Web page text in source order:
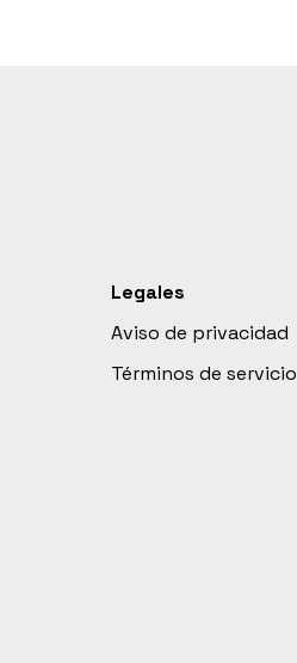
Legales
Aviso de privacidad
Términos de servicio